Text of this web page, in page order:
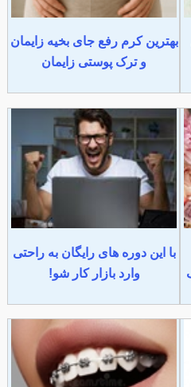
بهترین کرم رفع جای بخیه زایمان
و ترک پوستی زایمان
با این دوره های رایگان به راحتی
وارد بازار کار شو!